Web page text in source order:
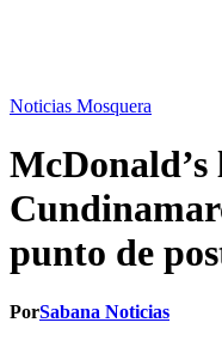
Noticias Mosquera
McDonald’s
punto de
PorSabana Noticias